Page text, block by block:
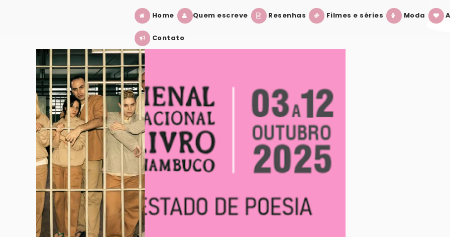
Home Quem escreve Resenhas Filmes e séries Moda
Contato
BIENAL INTERNACIONAL DO LIVRO DE PERNAMBUCO 2025: TUDO QUE VOCÊ
VER POST
LIVROS QUE PROMETEM GRANDES
VER POST